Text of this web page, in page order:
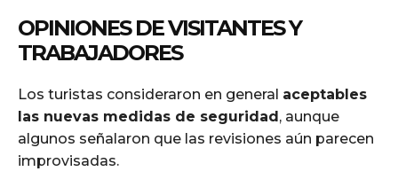
OPINIONES DE VISITANTES Y
TRABAJADORES
Los turistas consideraron en general aceptables
las nuevas medidas de seguridad, aunque
algunos señalaron que las revisiones aún parecen
improvisadas.